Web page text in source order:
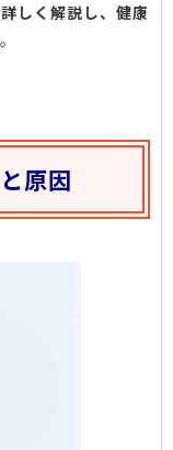
しく解説し、健康
原因